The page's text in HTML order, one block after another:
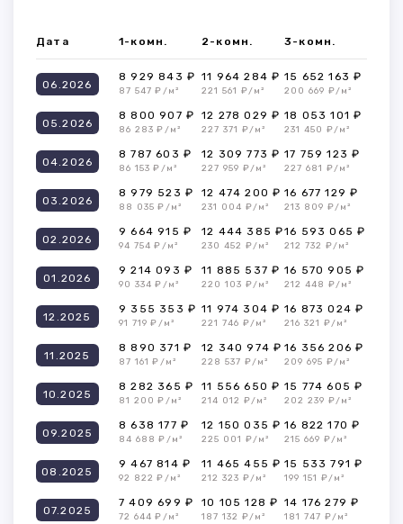
Дата 1-комн. 2-комн. 3-комн.
06.2026
8 929 843 ₽
87 547 ₽/м²
11 964 284 ₽
221 561 ₽/м²
15 652 163 ₽
200 669 ₽/м²
05.2026
8 800 907 ₽
86 283 ₽/м²
12 278 029 ₽
227 371 ₽/м²
18 053 101 ₽
231 450 ₽/м²
04.2026
8 787 603 ₽
86 153 ₽/м²
12 309 773 ₽
227 959 ₽/м²
17 759 123 ₽
227 681 ₽/м²
03.2026
8 979 523 ₽
88 035 ₽/м²
12 474 200 ₽
231 004 ₽/м²
16 677 129 ₽
213 809 ₽/м²
02.2026
9 664 915 ₽
94 754 ₽/м²
12 444 385 ₽
230 452 ₽/м²
16 593 065 ₽
212 732 ₽/м²
01.2026
9 214 093 ₽
90 334 ₽/м²
11 885 537 ₽
220 103 ₽/м²
16 570 905 ₽
212 448 ₽/м²
12.2025
9 355 353 ₽
91 719 ₽/м²
11 974 304 ₽
221 746 ₽/м²
16 873 024 ₽
216 321 ₽/м²
11.2025
8 890 371 ₽
87 161 ₽/м²
12 340 974 ₽
228 537 ₽/м²
16 356 206 ₽
209 695 ₽/м²
10.2025
8 282 365 ₽
81 200 ₽/м²
11 556 650 ₽
214 012 ₽/м²
15 774 605 ₽
202 239 ₽/м²
09.2025
8 638 177 ₽
84 688 ₽/м²
12 150 035 ₽
225 001 ₽/м²
16 822 170 ₽
215 669 ₽/м²
08.2025
9 467 814 ₽
92 822 ₽/м²
11 465 455 ₽
212 323 ₽/м²
15 533 791 ₽
199 151 ₽/м²
07.2025
7 409 699 ₽
72 644 ₽/м²
10 105 128 ₽
187 132 ₽/м²
14 176 279 ₽
181 747 ₽/м²